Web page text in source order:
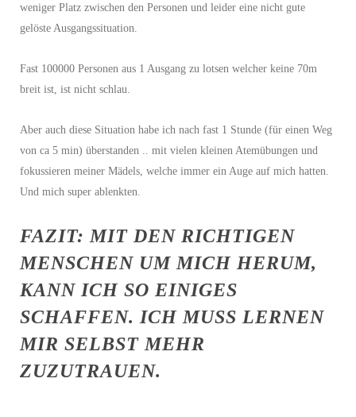
weniger Platz zwischen den Personen und leider eine nicht gute
gelöste Ausgangssituation.
Fast 100000 Personen aus 1 Ausgang zu lotsen welcher keine 70m
breit ist, ist nicht schlau.
Aber auch diese Situation habe ich nach fast 1 Stunde (für einen Weg
von ca 5 min) überstanden .. mit vielen kleinen Atemübungen und
fokussieren meiner Mädels, welche immer ein Auge auf mich hatten.
Und mich super ablenkten.
FAZIT: MIT DEN RICHTIGEN
MENSCHEN UM MICH HERUM,
KANN ICH SO EINIGES
SCHAFFEN. ICH MUSS LERNEN
MIR SELBST MEHR
ZUZUTRAUEN.